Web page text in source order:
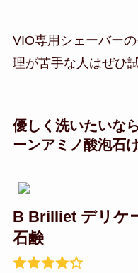
VIO専用シェーバー
理が苦手な人はぜひ
優しく洗いたいな
ーンアミノ酸泡石け
B Brilliet デリケ
石鹸